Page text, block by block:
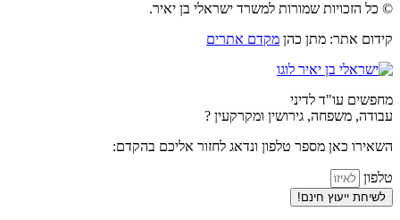
© כל הזכויות שמורות למשרד ישראלי בן יאיר.
קידום אתר: מתן כהן מקדם אתרים
מחפשים עו"ד לדיני
עבודה, משפחה, גירושין ומקרקעין ?
השאירו כאן מספר טלפון ונדאג לחזור אליכם בהקדם:
טלפון
לשיחת ייעוץ חינם!